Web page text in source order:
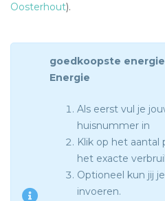
Oosterhout).
goedkoopste
Energie
Als eerst vul je
huisnummer in
Klik op het aantal
het exacte
Optioneel kun jij
invoeren.